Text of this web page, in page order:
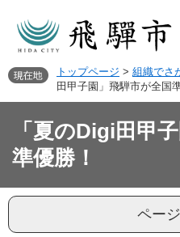
トップページ > 組織でさ
田甲子園」飛騨市が全国
「夏のDigi田甲
準優勝！
ペー